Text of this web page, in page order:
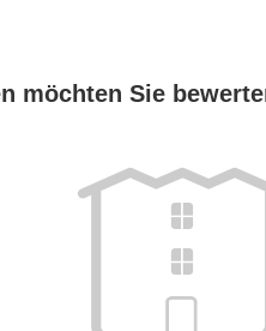
möchten Sie